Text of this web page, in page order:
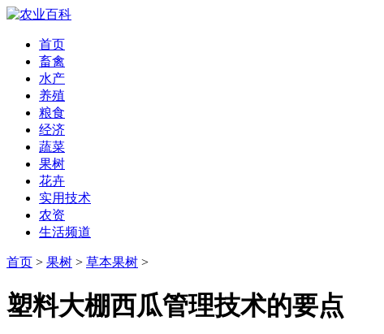
首页
畜禽
水产
养殖
粮食
经济
蔬菜
果树
花卉
实用技术
农资
生活频道
首页 > 果树 > 草本果树 >
塑料大棚西瓜管理技术的要点